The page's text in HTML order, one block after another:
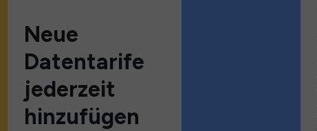
Neue
Datentarife
jederzeit
hinzufügen